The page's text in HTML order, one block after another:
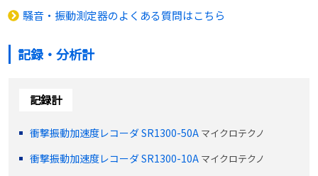
騒音・振動測定器のよくある質問はこちら
記録・分析計
記録計
衝撃振動加速度レコーダ SR1300-50A マイクロテクノ
衝撃振動加速度レコーダ SR1300-10A マイクロテクノ